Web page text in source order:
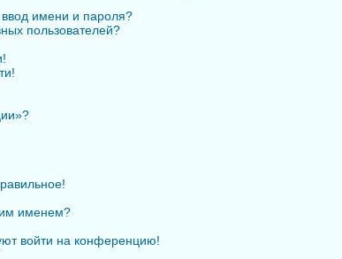
имени и пароля?
пользователей?
именем?
войти на конференцию!